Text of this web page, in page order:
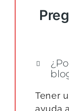
Tener
ayuda